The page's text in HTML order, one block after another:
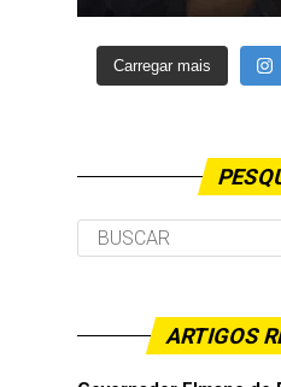
Carregar mais
ARTIGOS